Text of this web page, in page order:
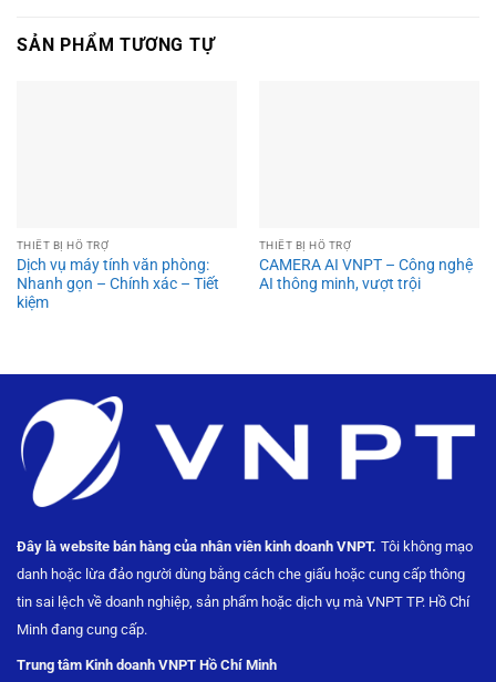
SẢN PHẨM TƯƠNG TỰ
THIẾT BỊ HỖ TRỢ
Dịch vụ máy tính văn phòng:
Nhanh gọn – Chính xác – Tiết
kiệm
THIẾT BỊ HỖ TRỢ
CAMERA AI VNPT – Công nghệ
AI thông minh, vượt trội
Đây là website bán hàng của nhân viên kinh doanh VNPT. Tôi không mạo
danh hoặc lừa đảo người dùng bằng cách che giấu hoặc cung cấp thông
tin sai lệch về doanh nghiệp, sản phẩm hoặc dịch vụ mà VNPT TP. Hồ Chí
Minh đang cung cấp.
Trung tâm Kinh doanh VNPT Hồ Chí Minh